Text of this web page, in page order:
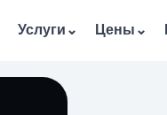
Услуги ⌄ Цены ⌄